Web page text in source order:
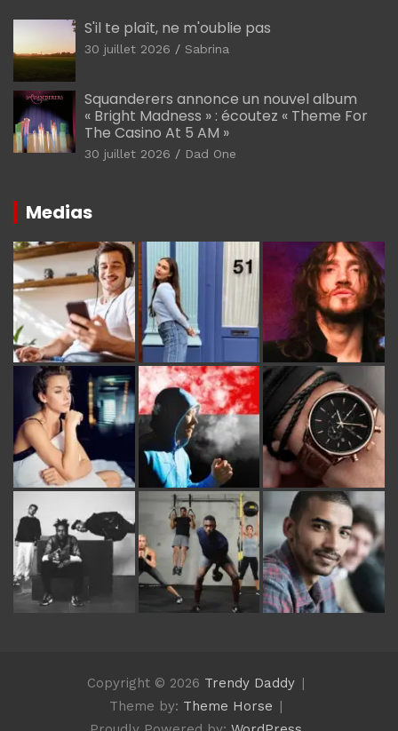
S'il te plaît, ne m'oublie pas
30 juillet 2026 Sabrina
Squanderers annonce un nouvel album
« Bright Madness » : écoutez « Theme For
The Casino At 5 AM »
30 juillet 2026 Dad One
Medias
Copyright © 2026 Trendy Daddy
Theme by: Theme Horse